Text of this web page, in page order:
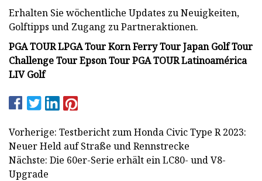
Erhalten Sie wöchentliche Updates zu Neuigkeiten,
Golftipps und Zugang zu Partneraktionen.
PGA TOUR LPGA Tour Korn Ferry Tour Japan Golf Tour
Challenge Tour Epson Tour PGA TOUR Latinoamérica
LIV Golf
Vorherige: Testbericht zum Honda Civic Type R 2023:
Neuer Held auf Straße und Rennstrecke
Nächste: Die 60er-Serie erhält ein LC80- und V8-
Upgrade